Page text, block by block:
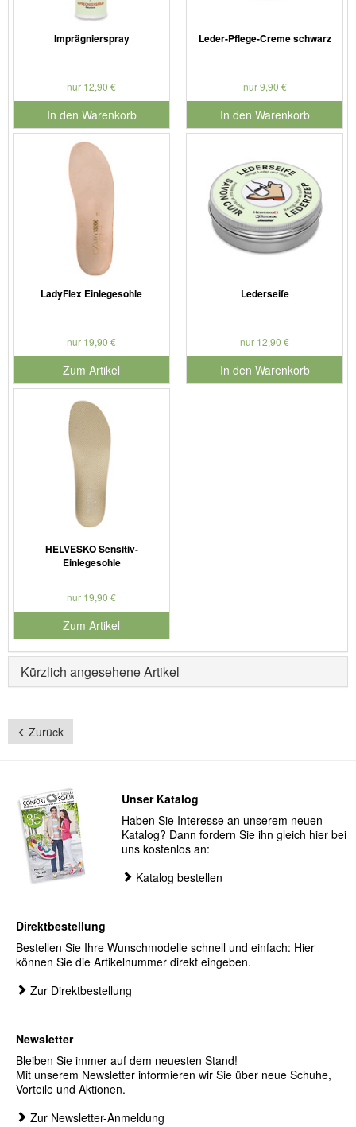
Imprägnierspray
nur 12,90 €
In den Warenkorb
für Produktnummer 901126
Leder-Pflege-Creme schwarz
nur 9,90 €
In den Warenkorb
für Produktnummer 901187
LadyFlex Einlegesohle
nur 19,90 €
Zum Artikel
Lederseife
nur 12,90 €
In den Warenkorb
für Produktnummer 901127
HELVESKO Sensitiv-
Einlegesohle
nur 19,90 €
Zum Artikel
Kürzlich angesehene Artikel
Zurück
Unser Katalog
Haben Sie Interesse an unserem neuen
Katalog? Dann fordern Sie ihn gleich hier bei
uns kostenlos an:
Katalog bestellen
Direktbestellung
Bestellen Sie Ihre Wunschmodelle schnell und einfach: Hier
können Sie die Artikelnummer direkt eingeben.
Zur Direktbestellung
Newsletter
Bleiben Sie immer auf dem neuesten Stand!
Mit unserem Newsletter informieren wir Sie über neue Schuhe,
Vorteile und Aktionen.
Zur Newsletter-Anmeldung